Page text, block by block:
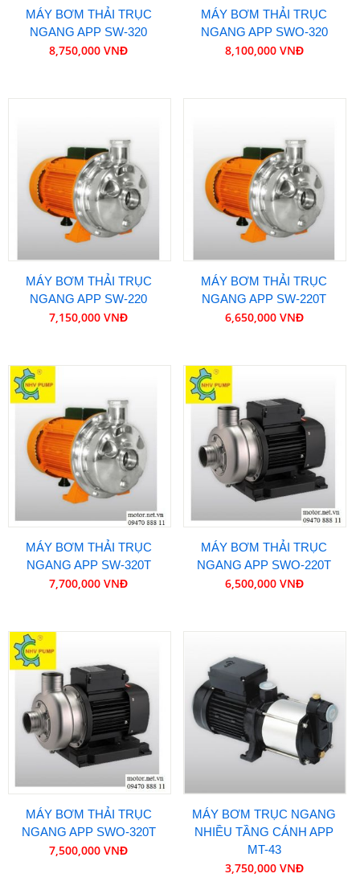
MÁY BƠM THẢI TRỤC
NGANG APP SW-320
8,750,000 VNĐ
MÁY BƠM THẢI TRỤC
NGANG APP SWO-320
8,100,000 VNĐ
MÁY BƠM THẢI TRỤC
NGANG APP SW-220
7,150,000 VNĐ
MÁY BƠM THẢI TRỤC
NGANG APP SW-220T
6,650,000 VNĐ
MÁY BƠM THẢI TRỤC
NGANG APP SW-320T
7,700,000 VNĐ
MÁY BƠM THẢI TRỤC
NGANG APP SWO-220T
6,500,000 VNĐ
MÁY BƠM THẢI TRỤC
NGANG APP SWO-320T
7,500,000 VNĐ
MÁY BƠM TRỤC NGANG
NHIỀU TẦNG CÁNH APP
MT-43
3,750,000 VNĐ